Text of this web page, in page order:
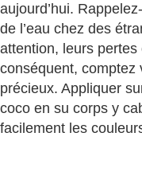
aujourd’hui.
de l’eau chez des
attention, leurs
conséquent, comptez
précieux. Appliquer
coco en su corps y
facilement les